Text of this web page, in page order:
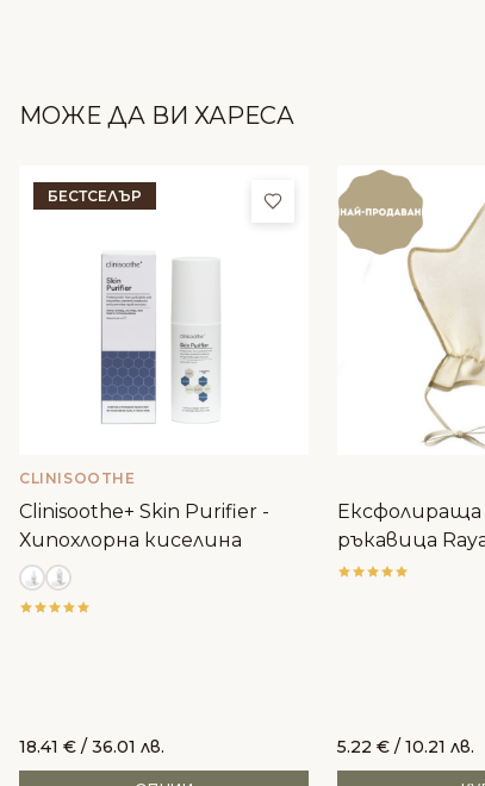
МОЖЕ ДА ВИ ХАРЕСА
БЕСТСЕЛЪР Добави в любими
CLINISOOTHE
Clinisoothe+ Skin Purifier -
Хипохлорна киселина
18.41 € / 36.01 лв.
ръкавица
5.22€ / 10.21 лв.